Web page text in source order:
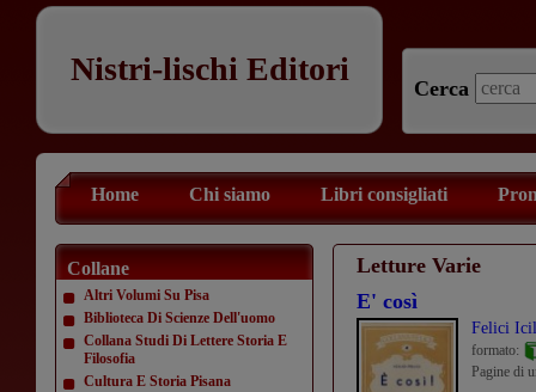
Nistri-lischi Editori
Cerca
Home Chi siamo Libri consigliati
Collane
Altri Volumi Su Pisa
Biblioteca Di Scienze Dell'uomo
Collana Studi Di Lettere Storia E
Filosofia
Cultura E Storia Pisana
Letture Varie
E' così
Felici
formato:
Pagine di